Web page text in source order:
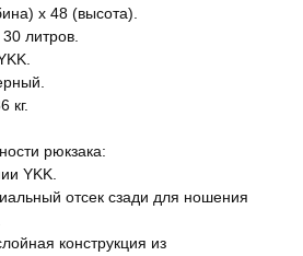
x 48 (высота).
литров.
кг.
рюкзака:
YKK.
отсек сзади для ношения
конструкция из